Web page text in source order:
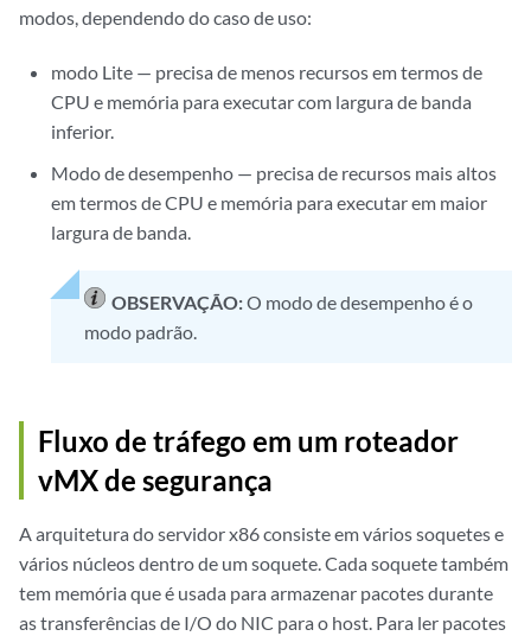
modos, dependendo do caso de uso:
modo Lite — precisa de menos recursos em termos de
CPU e memória para executar com largura de banda
inferior.
Modo de desempenho — precisa de recursos mais altos
em termos de CPU e memória para executar em maior
largura de banda.
OBSERVAÇÃO:O modo de desempenho é o
modo padrão.
Fluxo de tráfego em um roteador
vMX de segurança
A arquitetura do servidor x86 consiste em vários soquetes e
vários núcleos dentro de um soquete. Cada soquete também
tem memória que é usada para armazenar pacotes durante
as transferências de I/O do NIC para o host. Para ler pacotes